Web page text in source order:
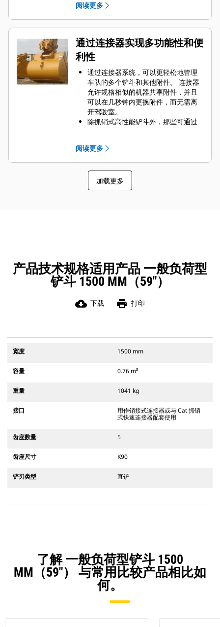
铲刀有助于保护铲斗中最常接触和穿
过物料的部件。
通过为您的铲斗和应用组合选择正确
的 GET 来降低维护成本。
铲斗齿尖提供多种选择，确保适合您
的具体应用。 无论您需要获得平整的
挖掘底面还是挖掘坚硬、磨蚀性的物
料，总会有一款齿尖解决方案适合
您。
阅读更多
通过连接器实现多功能性和便
利性
通过连接器系统，可以更轻松地管理
车队的多个铲斗和其他附件。 连接器
允许规格相似的机器共享附件，并且
可以在几秒钟内更换附件，而无需离
开驾驶室。
除抓销式高性能铲斗外，那些可通过
铲斗配有一个可优化挖掘力的凹进
销，当与 Cat 抓销式快速连接器配套
使用时，可为铲斗提供更快的循环时
间。
此外，Cat 抓销式快速连接器还允许操
带式挖掘机和所有轮式挖掘机兼容。
此外，还提供挖沟宽度连接器。
与 CW 专用连接器系统兼容的附件采
用固定式快速连接器铰接件。 CW 专
用连接器采用楔式锁定系统，确保始
终稳固地连接附件。
阅读更多
加载更多
产品技术规格适用产品 一般负荷型
铲斗 1500 MM（59"）
cloud_download 下载 print 打印
宽度 1500 mm
容量 0.76 m³
重量 1041 kg
接口
用作销接式连接器或与 Cat 抓销
式快速连接器配套使用
齿座数量 5
齿座尺寸 K90
铲刃类型 直铲
了解 一般负荷型铲斗 1500
MM（59"） 与常用比较产品相比如
何。